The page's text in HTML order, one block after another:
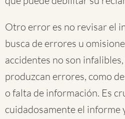
Otro error es no revisar el
busca de errores u
accidentes no son
produzcan errores, como
o falta de información. Es
cuidadosamente el informe